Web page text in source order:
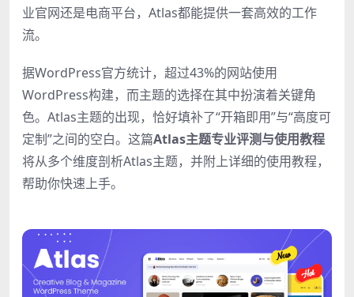
业官网还是电商平台，Atlas都能提供一套高效的工作
流。
据WordPress官方统计，超过43%的网站使用
WordPress构建，而主题的选择在其中扮演着关键角
色。Atlas主题的出现，恰好填补了“开箱即用”与“高度可
定制”之间的空白。这篇Atlas主题专业评测与使用教程
将从多个维度剖析Atlas主题，并附上详细的使用教程，
帮助你快速上手。